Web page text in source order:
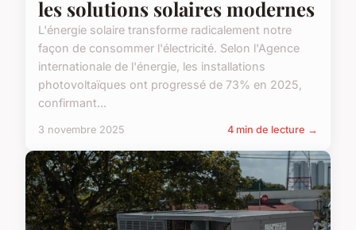
les solutions solaires modernes
L'énergie solaire transforme radicalement notre
façon de consommer l'électricité. Selon l'Agence
internationale de l'énergie, les installations
photovoltaïques ont progressé de 73% en 2025,
confirmant...
3 novembre 2025 4 min de lecture →